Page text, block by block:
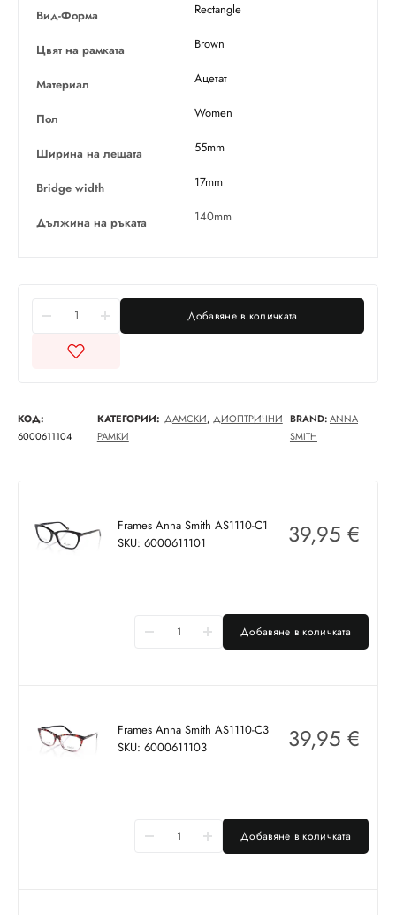
Вид-Форма
Rectangle
Цвят на рамката Brown
Материал Ацетат
Пол Women
Ширина на лещата 55mm
Bridge width 17mm
Дължина на ръката 140mm
Добавяне в количката
КОД:
6000611104
КАТЕГОРИИ: ДАМСКИ, ДИОПТРИЧНИ
РАМКИ
BRAND:ANNA
SMITH
Frames Anna Smith AS1110-C1
SKU: 6000611101
39,95 €
Добавяне в количката
Frames Anna Smith AS1110-C3
SKU: 6000611103
39,95 €
Добавяне в количката